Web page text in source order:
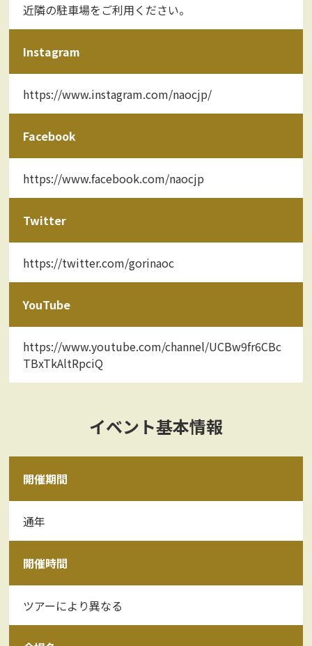
近隣の駐車場をご利用ください。
Instagram
https://www.instagram.com/naocjp/
Facebook
https://www.facebook.com/naocjp
Twitter
https://twitter.com/gorinaoc
YouTube
https://www.youtube.com/channel/UCBw9fr6CBc
TBxTkAltRpciQ
イベント基本情報
開催期間
通年
開催時間
ツアーにより異なる